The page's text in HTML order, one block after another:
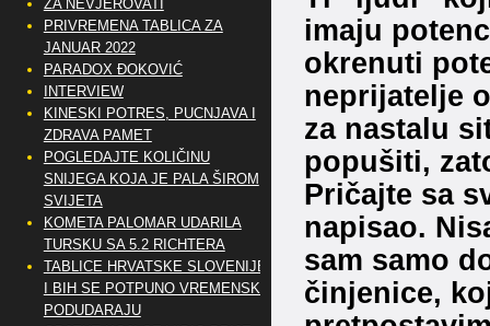
imaju
okrenuti
neprijatelje
za nastalu
popušiti,
Pričajte sa
napisao.
sam samo
činjenice,
ZA NEVJEROVATI
PRIVREMENA TABLICA ZA
JANUAR 2022
PARADOX ĐOKOVIĆ
INTERVIEW
KINESKI POTRES, PUCNJAVA I
ZDRAVA PAMET
POGLEDAJTE KOLIČINU
SNIJEGA KOJA JE PALA ŠIROM
SVIJETA
KOMETA PALOMAR UDARILA
TURSKU SA 5.2 RICHTERA
TABLICE HRVATSKE SLOVENIJE
I BIH SE POTPUNO VREMENSKI
PODUDARAJU